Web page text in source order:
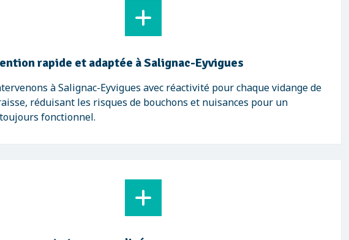
rapide et adaptée à Salignac-Eyvigues
à Salignac-Eyvigues avec réactivité pour chaque vidange de
réduisant les risques de bouchons et nuisances pour un
fonctionnel.